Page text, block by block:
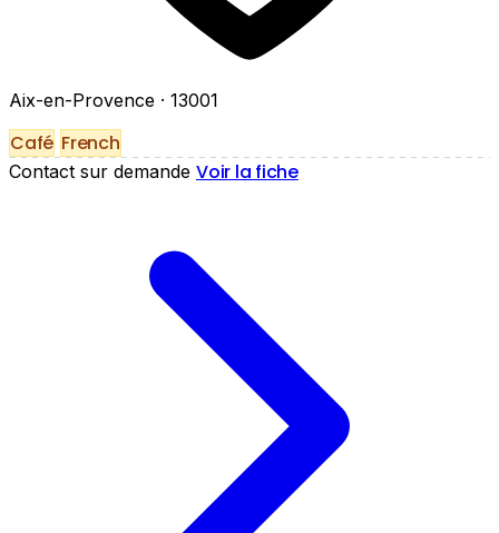
Aix-en-Provence · 13001
Café French
Contact sur demande Voir la fiche